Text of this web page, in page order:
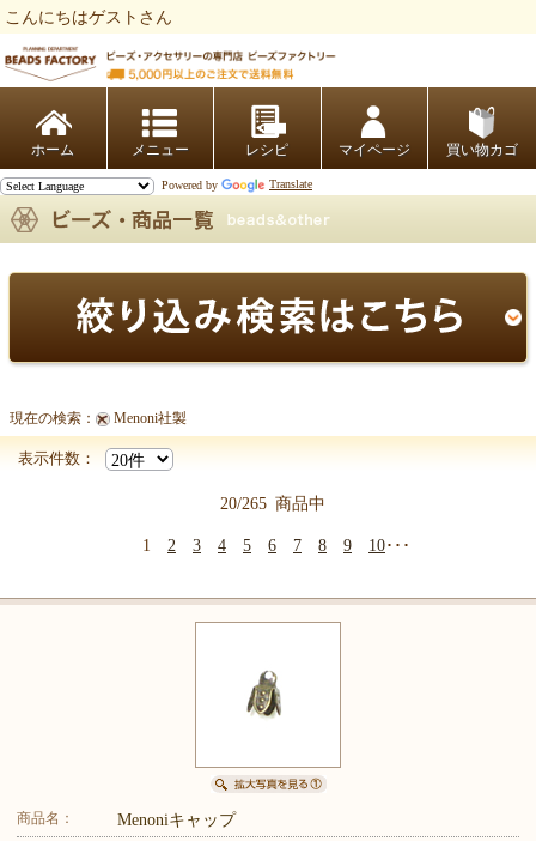
こんにちはゲストさん
ホーム レシピ マイページ 買い物カゴ
Powered by Translate
【メタルパーツ商品一覧】
現在の検索： Menoni社製
表示件数：
20/265 商品中
1 2 3 4 5 6 7 8 9 10･･･
商品名： Menoniキャップ